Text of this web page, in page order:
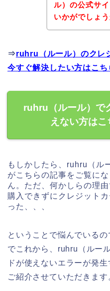
ル）の公式サ
いかがでしょう
⇒ruhru（ルール）のクレ
今すぐ解決したい方はこち
ruhru（ルール）で
えない方は
もしかしたら、ruhru（ル
がこちらの記事をご覧に
ん。ただ、何かしらの理
購入できずにクレジット
った、、、
ということで悩んでいる
でこれから、ruhru（ルー
ドが使えないエラーが発
ご紹介させていただきます